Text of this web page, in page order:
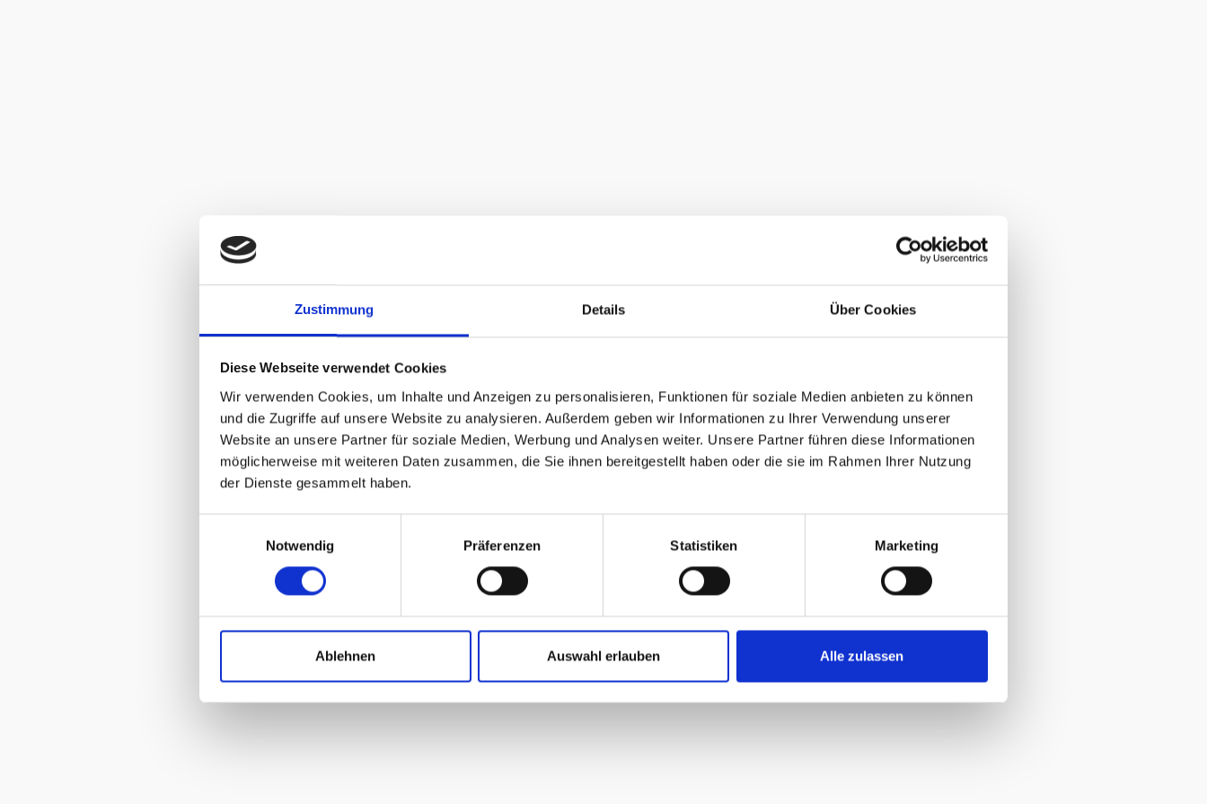
Zustimmung Details Über Cookies
Diese Webseite verwendet Cookies
Wir verwenden Cookies, um Inhalte und Anzeigen zu personalisieren, Funktionen für soziale Medien anbieten zu können
und die Zugriffe auf unsere Website zu analysieren. Außerdem geben wir Informationen zu Ihrer Verwendung unserer
Website an unsere Partner für soziale Medien, Werbung und Analysen weiter. Unsere Partner führen diese Informationen
möglicherweise mit weiteren Daten zusammen, die Sie ihnen bereitgestellt haben oder die sie im Rahmen Ihrer Nutzung
der Dienste gesammelt haben.
Notwendig
Präferenzen Statistiken Marketing
Ablehnen Auswahl erlauben Alle zulassen